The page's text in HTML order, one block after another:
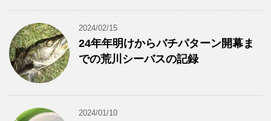
2024/02/15
24年年明けからバチパターン開幕ま
での荒川シーバスの記録
2024/01/10